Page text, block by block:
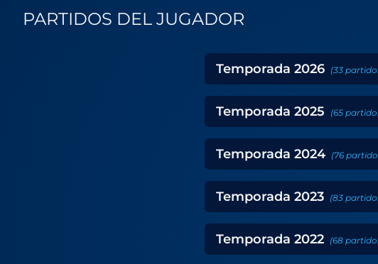
PARTIDOS DEL JUGADOR
Temporada 2026 (33
Temporada 2025 (65
Temporada 2024 (76
Temporada 2023 (83
Temporada 2022 (68